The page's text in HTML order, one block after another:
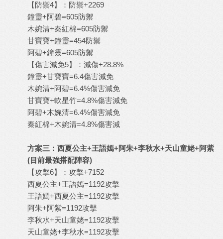
【防禦4】：防禦+2269
鐘靈+阿碧=605防禦
木婉清+秦紅棉=605防禦
甘寶寶+鐘靈=454防禦
阿碧+鐘靈=605防禦
【傷害減免5】：減傷+28.8%
鐘靈+甘寶寶=6.4傷害減免
木婉清+阿碧=6.4%傷害減免
甘寶寶+軟星竹=4.8%傷害減免
阿碧+木婉清=6.4%傷害減免
秦紅棉+木婉清=4.8%傷害減
方案三：西夏公主+王語嫣+阿朱+李秋水+天山童姥+阿紫
(目前最強搭配陣容)
【攻擊6】：攻擊+7152
西夏公主+王語嫣=1192攻擊
王語嫣+西夏公主=1192攻擊
阿朱+阿紫=1192攻擊
李秋水+天山童姥=1192攻擊
天山童姥+李秋水=1192攻擊